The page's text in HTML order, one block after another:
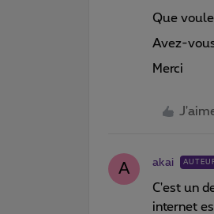
Que
Avez-
Merci
A akai
C'est un
internet